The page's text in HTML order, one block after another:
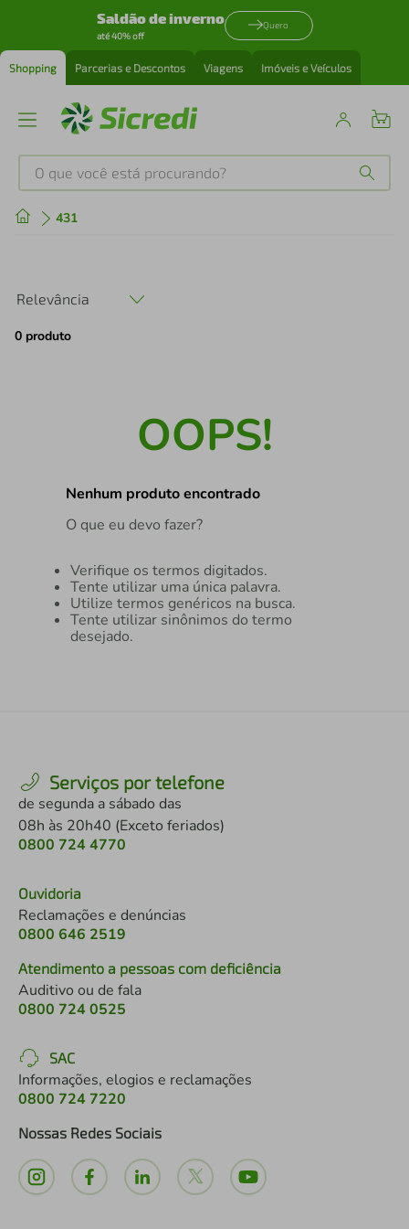
Saldão de inverno
até 40% off
Quero
Shopping Parcerias e Descontos Viagens Imóveis e Veículos
O que você está procurando?
431
Relevância
0 produto
OOPS!
Nenhum produto encontrado
O que eu devo fazer?
Verifique os termos digitados.
Tente utilizar uma única palavra.
Utilize termos genéricos na busca.
Tente utilizar sinônimos do termo
desejado.
Serviços por telefone
de segunda a sábado das
08h às 20h40 (Exceto feriados)
0800 724 4770
Ouvidoria
Reclamações e denúncias
0800 646 2519
Atendimento a pessoas com deficiência
Auditivo ou de fala
0800 724 0525
SAC
Informações, elogios e reclamações
0800 724 7220
Nossas Redes Sociais
Produtos mais buscados
2º cafeteira